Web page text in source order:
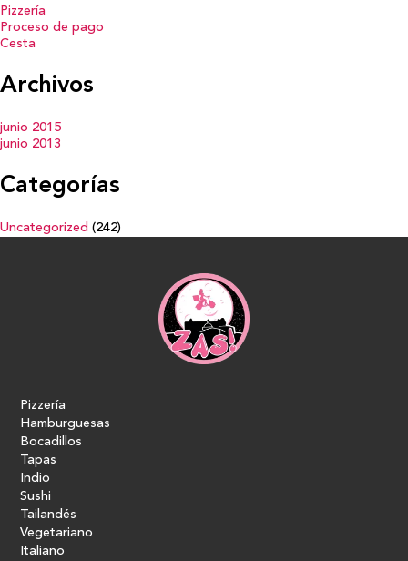
Pizzería
Proceso de pago
Cesta
Archivos
junio 2015
junio 2013
Categorías
Uncategorized (242)
Pizzería
Hamburguesas
Bocadillos
Tapas
Indio
Sushi
Tailandés
Vegetariano
Italiano